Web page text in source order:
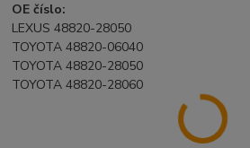
OE číslo:
LEXUS 48820-28050
TOYOTA 48820-06040
TOYOTA 48820-28050
TOYOTA 48820-28060